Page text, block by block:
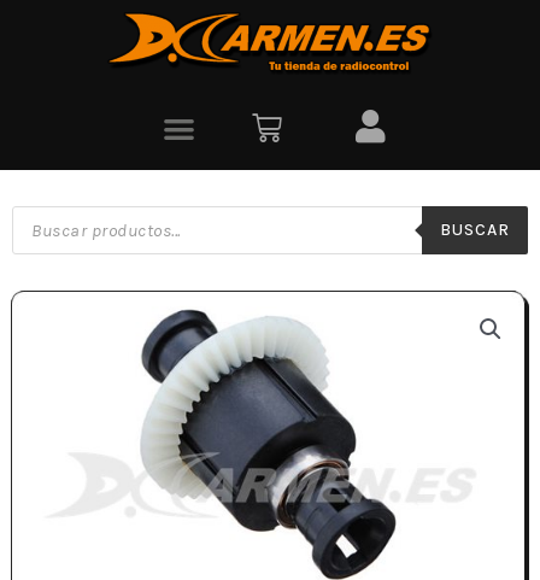
BUSCAR